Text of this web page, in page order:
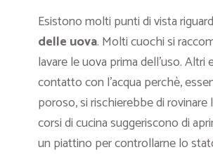
Esistono molti punti di vista
delle uova. Molti cuochi si
lavare le uova prima dell’uso. Altri
contatto con l’acqua perchè,
poroso, si rischierebbe di rovinare
corsi di cucina suggeriscono di
un piattino per controllarne lo